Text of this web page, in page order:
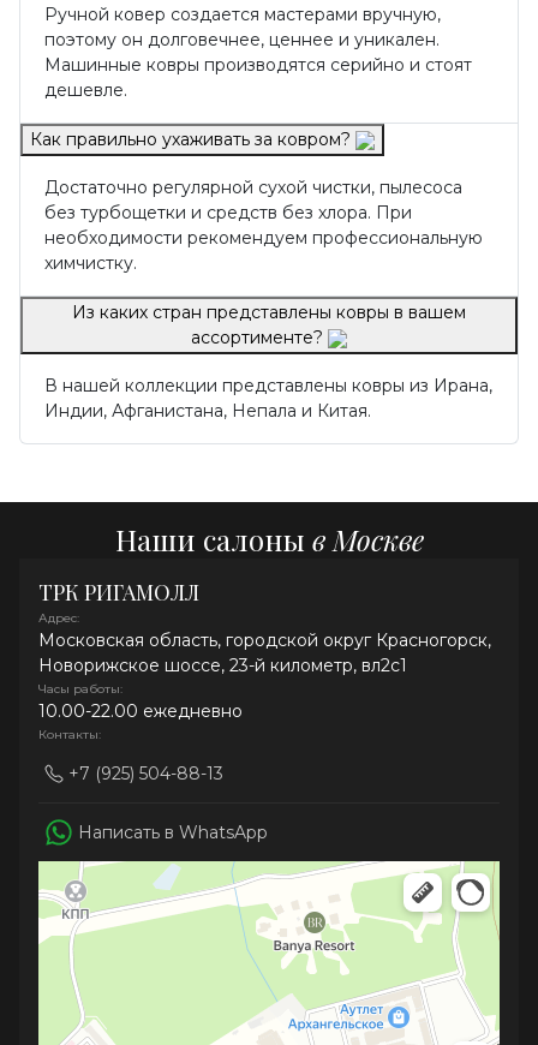
Ручной ковер создается мастерами вручную,
поэтому он долговечнее, ценнее и уникален.
Машинные ковры производятся серийно и стоят
дешевле.
Как правильно ухаживать за ковром?
Достаточно регулярной сухой чистки, пылесоса
без турбощетки и средств без хлора. При
необходимости рекомендуем профессиональную
химчистку.
Из каких стран представлены ковры в вашем
ассортименте?
В нашей коллекции представлены ковры из Ирана,
Индии, Афганистана, Непала и Китая.
Наши салоны в Москве
ТРК РИГАМОЛЛ
Адрес:
Московская область, городской округ Красногорск,
Новорижское шоссе, 23-й километр, вл2с1
Часы работы:
10.00-22.00 ежедневно
Контакты:
+7 (925) 504-88-13
Написать в WhatsApp